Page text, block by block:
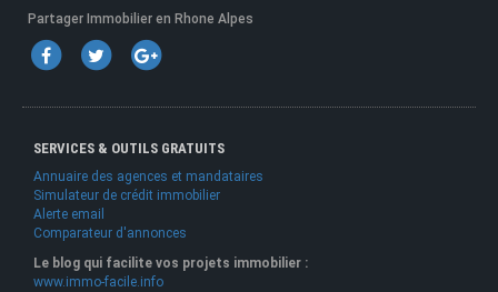
Partager Immobilier en Rhone Alpes
SERVICES & OUTILS GRATUITS
Annuaire des agences et mandataires
Simulateur de crédit immobilier
Alerte email
Comparateur d'annonces
Le blog qui facilite vos projets immobilier :
www.immo-facile.info